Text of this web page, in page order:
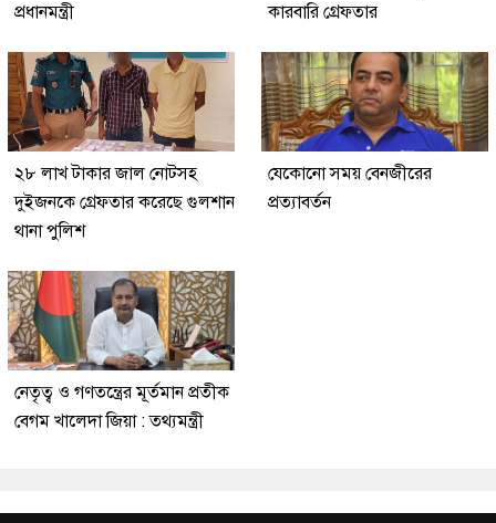
প্রধানমন্ত্রী
কারবারি গ্রেফতার
২৮ লাখ টাকার জাল নোটসহ
দুইজনকে গ্রেফতার করেছে গুলশান
থানা পুলিশ
যেকোনো সময় বেনজীরের
প্রত্যাবর্তন
নেতৃত্ব ও গণতন্ত্রের মূর্তমান প্রতীক
বেগম খালেদা জিয়া : তথ্যমন্ত্রী